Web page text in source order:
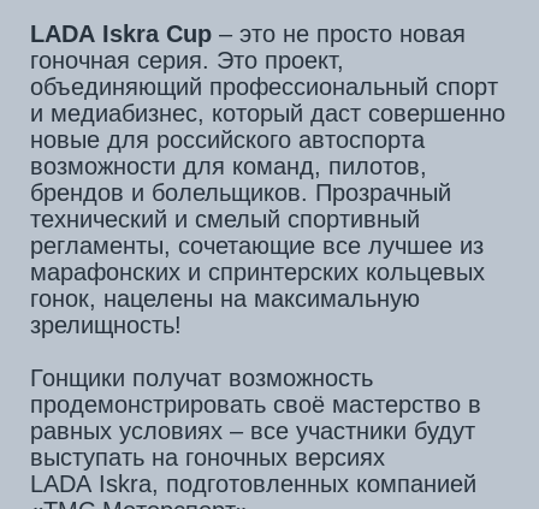
регламенты, сочетающие все лучшее из
марафонских и спринтерских кольцевых
гонок, нацелены на максимальную
зрелищность!
Гонщики получат возможность
продемонстрировать своё мастерство в
равных условиях – все участники будут
выступать на гоночных версиях
LADA Iskra, подготовленных компанией
«ТМС Моторспорт».